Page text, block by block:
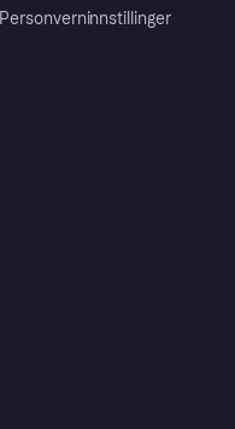
Personverninnstillinger